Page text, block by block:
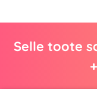
Selle toote